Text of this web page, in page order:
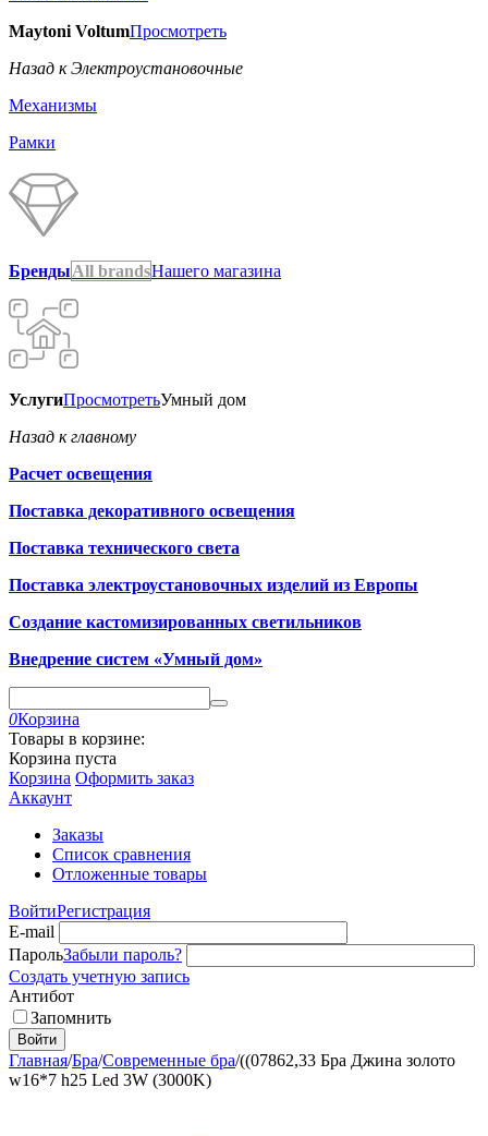
Maytoni VoltumПросмотреть
Назад к Электроустановочные
Механизмы
Рамки
БрендыAll brandsНашего магазина
УслугиПросмотретьУмный дом
Назад к главному
Расчет освещения
Поставка декоративного освещения
Поставка технического света
Поставка электроустановочных изделий из Европы
Создание кастомизированных светильников
Внедрение систем «Умный дом»
0Корзина
Товары в корзине:
Корзина пуста
Корзина Оформить заказ
Аккаунт
Заказы
Список сравнения
Отложенные товары
ВойтиРегистрация
E-mail
ПарольЗабыли пароль?
Создать учетную запись
Антибот
Запомнить
Войти
Главная/Бра/Современные бра/((07862,33 Бра Джина золото
w16*7 h25 Led 3W (3000K)